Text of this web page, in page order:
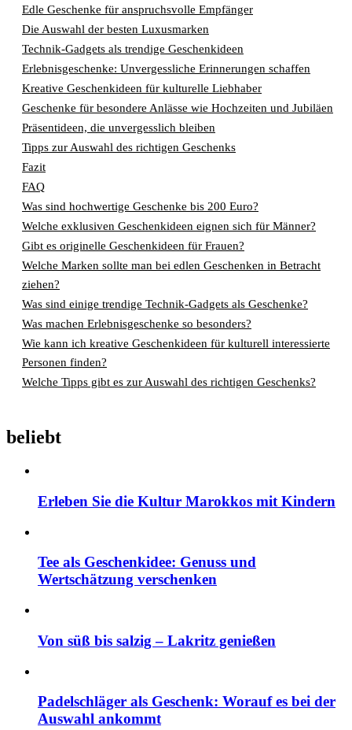
Edle Geschenke für anspruchsvolle Empfänger
Die Auswahl der besten Luxusmarken
Technik-Gadgets als trendige Geschenkideen
Erlebnisgeschenke: Unvergessliche Erinnerungen schaffen
Kreative Geschenkideen für kulturelle Liebhaber
Geschenke für besondere Anlässe wie Hochzeiten und Jubiläen
Präsentideen, die unvergesslich bleiben
Tipps zur Auswahl des richtigen Geschenks
Fazit
FAQ
Was sind hochwertige Geschenke bis 200 Euro?
Welche exklusiven Geschenkideen eignen sich für Männer?
Gibt es originelle Geschenkideen für Frauen?
Welche Marken sollte man bei edlen Geschenken in Betracht
ziehen?
Was sind einige trendige Technik-Gadgets als Geschenke?
Was machen Erlebnisgeschenke so besonders?
Wie kann ich kreative Geschenkideen für kulturell interessierte
Personen finden?
Welche Tipps gibt es zur Auswahl des richtigen Geschenks?
beliebt
Erleben Sie die Kultur Marokkos mit Kindern
Tee als Geschenkidee: Genuss und
Wertschätzung verschenken
Von süß bis salzig – Lakritz genießen
Padelschläger als Geschenk: Worauf es bei der
Auswahl ankommt